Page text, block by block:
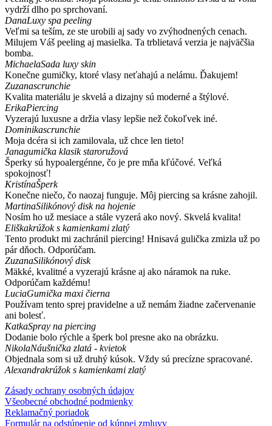
vydrží dlho po sprchovaní.
DanaLuxy spa peeling
Veľmi sa teším, ze ste urobili aj sady vo zvýhodnených cenach.
Milujem Váš peeling aj masielka. Ta trblietavá verzia je najväčšia
bomba.
MichaelaSada luxy skin
Konečne gumičky, ktoré vlasy neťahajú a nelámu. Ďakujem!
Zuzanascrunchie
Kvalita materiálu je skvelá a dizajny sú moderné a štýlové.
ErikaPiercing
Vyzerajú luxusne a držia vlasy lepšie než čokoľvek iné.
Dominikascrunchie
Moja dcéra si ich zamilovala, už chce len tieto!
Janagumička klasik staroružová
Šperky sú hypoalergénne, čo je pre mňa kľúčové. Veľká
spokojnosť!
KristínaŠperk
Konečne niečo, čo naozaj funguje. Môj piercing sa krásne zahojil.
MartinaSilikónový disk na hojenie
Nosím ho už mesiace a stále vyzerá ako nový. Skvelá kvalita!
Eliškakrúžok s kamienkami zlatý
Tento produkt mi zachránil piercing! Hnisavá gulička zmizla už po
pár dňoch. Odporúčam.
ZuzanaSilikónový disk
Mäkké, kvalitné a vyzerajú krásne aj ako náramok na ruke.
Odporúčam každému!
LuciaGumička maxi čierna
Používam tento sprej pravidelne a už nemám žiadne začervenanie
ani bolesť.
KatkaSpray na piercing
Dodanie bolo rýchle a šperk bol presne ako na obrázku.
NikolaNáušnička zlatá - kvietok
Objednala som si už druhý kúsok. Vždy sú precízne spracované.
Alexandrakrúžok s kamienkami zlatý
Zásady ochrany osobných údajov
Všeobecné obchodné podmienky
Reklamačný poriadok
Formulár na odstúpenie od kúpnej zmluvy